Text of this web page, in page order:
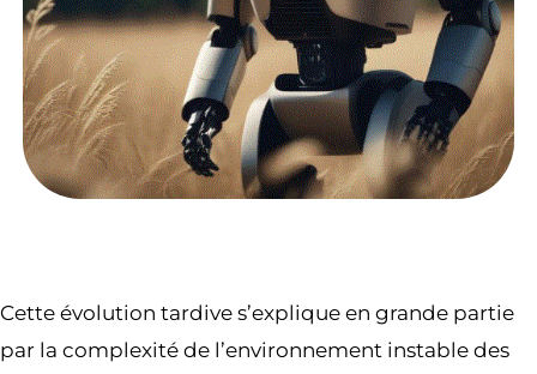
Cette évolution tardive s’explique en grande partie
par la complexité de l’environnement instable des